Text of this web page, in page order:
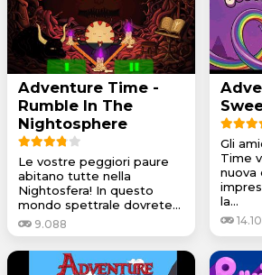
Adventure Time -
Rumble In The
Nightosphere
Le vostre peggiori paure
abitano tutte nella
Nightosfera! In questo
mondo spettrale dovrete...
9.088
Gli
Time
nuova
la...